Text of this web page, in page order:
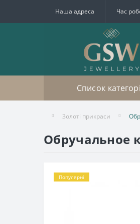
Наша адреса Час
Список
Золоті прикраси
Обручальное
Популярні